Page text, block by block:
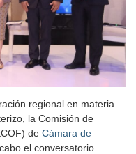
regional en materia
la Comisión de
de Cámara de
el conversatorio